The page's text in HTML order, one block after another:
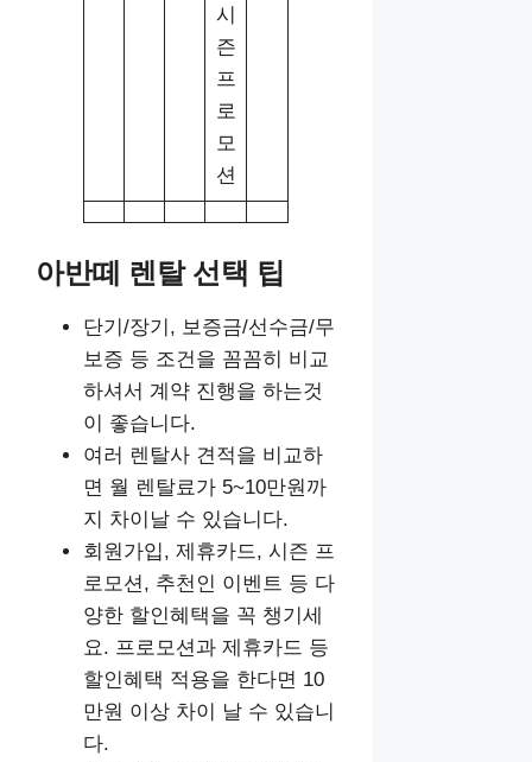
시
즌
프
로
모
션
아반떼 렌탈 선택 팁
단기/장기, 보증금/선수금/무
보증 등 조건을 꼼꼼히 비교
하셔서 계약 진행을 하는것
이 좋습니다.
여러 렌탈사 견적을 비교하
면 월 렌탈료가 5~10만원까
지 차이날 수 있습니다.
회원가입, 제휴카드, 시즌 프
로모션, 추천인 이벤트 등 다
양한 할인혜택을 꼭 챙기세
요. 프로모션과 제휴카드 등
할인혜택 적용을 한다면 10
만원 이상 차이 날 수 있습니
다.